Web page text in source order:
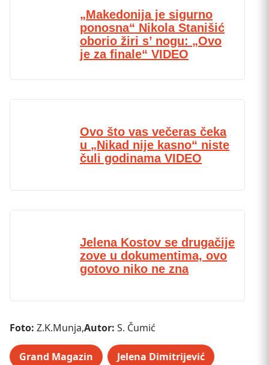
„Makedonija je sigurno
ponosna“ Nikola Stanišić
oborio žiri s’ nogu: „Ovo
je za finale“ VIDEO
Ovo što vas večeras čeka
u „Nikad nije kasno“ niste
čuli godinama VIDEO
Jelena Kostov se drugačije
zove u dokumentima, ovo
gotovo niko ne zna
Foto: Z.K.Munja,Autor: S. Čumić
Grand Magazin Jelena Dimitrijević